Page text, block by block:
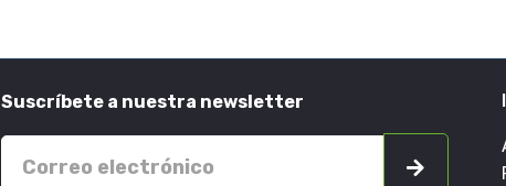
Suscríbete a nuestra newsletter